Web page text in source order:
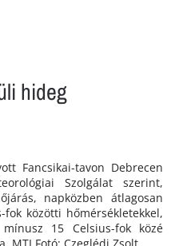
hideg
Fancsikai-tavon Debrecen
Szolgálat szerint,
napközben átlagosan
közötti hőmérsékletekkel,
15 Celsius-fok közé